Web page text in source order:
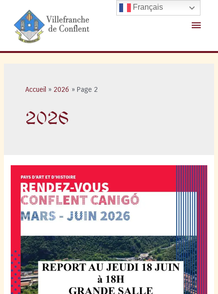
contenu
Menu
Accueil 2026 Page 2
2026
Français